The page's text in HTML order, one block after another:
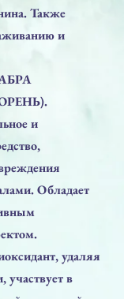
Также
и
и
Обладает
удаляя
участвует в